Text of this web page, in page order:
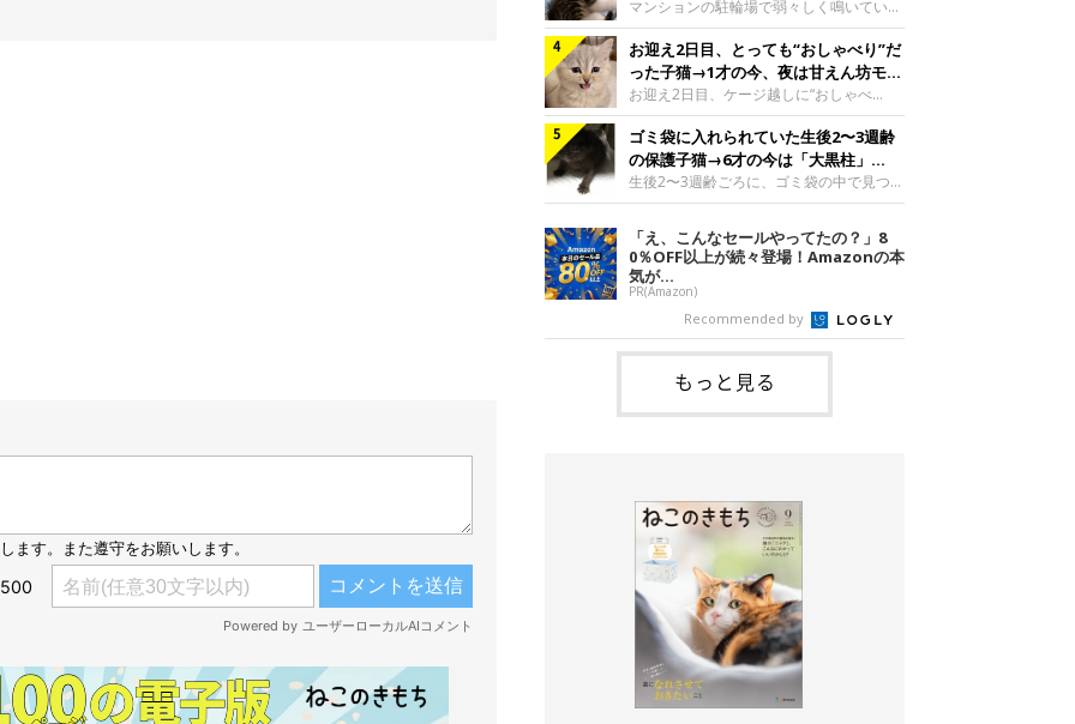
ちらは、生後3カ月ごろのティダちゃん。
飼い主さんが出会ったのは、夜から大雨に
なると予報されていた日の夕方でした。花
壇で動けずにいた子猫保護したばかりのテ
ィダちゃん。@muumuu62197189飼い主
さんは、公園の
とするむうちゃんお迎え翌日のむうちゃ
ん。@umimugi0304紹介するのは、
Instagramユーザー@umimugi0304さんの
愛猫・むうちゃん（撮影時、生後約3カ月
／ノルウェージャンフォレストキャッ
ト）。こちらは、お迎え翌日に撮影された
一枚。ゴハンをお腹いっぱい食べたむうち
ゃんは眠くなり、飼い主さん夫婦のベッド
でうとうとし始めたのだとか。飼い主さ
肉質でツンデレなコに成長
マンションの駐輪場で弱々しく鳴いてい
た、生後1カ月ほどの子猫。家族に迎えら
れてから1年、体も行動も大きく成長しま
した。炎天下の駐輪場で鳴いていた小さな
子猫保護当時のモモちゃん。@Kingponzu
紹介するのは、X（旧Twitter）ユーザー
@Kingponzuさんの愛猫・モモちゃん（取
材時1才）の成長記録です。こちらは、モ
モちゃんが生後1カ月ごろに撮影された一
枚。飼い主さんの自宅マンションの駐輪場
です。子猫時代のモモちゃん。
@Kingponzuその日は気温が35℃を
お迎え2日目、とっても“おしゃべり”だ
った子猫→1才の今、夜は甘えん坊モー
ドになるコに成長！
お迎え2日目、ケージ越しに“おしゃべ
り”する姿を見せていた子猫。1才になった
今も見せる愛らしい姿にキュンとします。
お迎え2日目、ケージ越しに何かを伝える
ももちゃん“おしゃべり”なももちゃん。
@poocoonyan紹介するのは、Instagram
ちゃん（取材時1才／マンチカン）です。
こちらの動画は、ももちゃんが生後2カ月
を過ぎたころ、お迎え2日目に撮影された
もの。新しい環境にゆっくり慣れてもらう
ため、当時はケージの中で過ごしていまし
た。鳴いてアピールするももち
ゴミ袋に入れられていた生後2〜3週齢
の保護子猫→6才の今は「大黒柱」
に！ 美しい黒猫に成長した姿にグッ
とくる
生後2〜3週齢ごろに、ゴミ袋の中で見つか
った小さな命。ミルクから育てられたその
子猫は今、家族に欠かせない存在へと成長
しました。ゴミ袋の中で見つかった、ミニ
モグラのような子猫よちよち歩きをしてい
たころの、生後2〜3週齢ごろのドンちゃ
ん。@doddou_1今回紹介するのは、
X（旧Twitter）ユーザー@doddou_1さん
の愛猫・ドンちゃん（取材時、推定6才／
本名：ドミトリー・ドンスコイ）。ドンち
ゃんは、保護猫でした。ドンちゃんが見つ
かったのは、飼い主さんの姉の勤め先の敷
「え、こんなセールやってたの？」8
0％OFF以上が続々登場！Amazonの本
気が...
PR(Amazon)
Recommended by
もっと見る